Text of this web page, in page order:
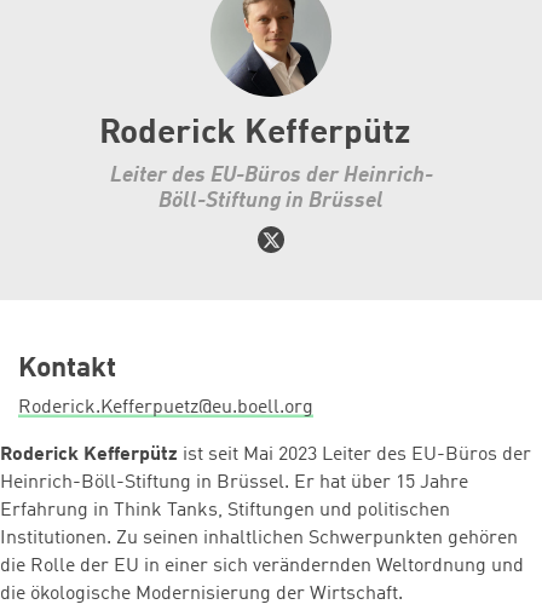
Roderick Kefferpütz
Leiter des EU-Büros der Heinrich-
Böll-Stiftung in Brüssel
Kontakt
Roderick.Kefferpuetz@eu.boell.org
Roderick Kefferpütz ist seit Mai 2023 Leiter des EU-Büros der
Heinrich-Böll-Stiftung in Brüssel. Er hat über 15 Jahre
Erfahrung in Think Tanks, Stiftungen und politischen
Institutionen. Zu seinen inhaltlichen Schwerpunkten gehören
die Rolle der EU in einer sich verändernden Weltordnung und
die ökologische Modernisierung der Wirtschaft.